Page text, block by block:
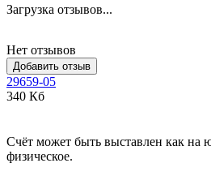
Загрузка отзывов...
Нет отзывов
Добавить отзыв
29659-05
340 Кб
Счёт может быть выставлен как на
физическое.